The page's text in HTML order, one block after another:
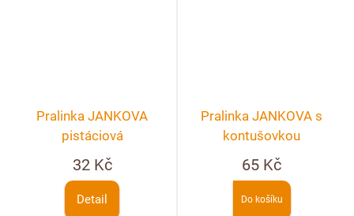
Pralinka JANKOVA
pistáciová
32 Kč
Detail
Pralinka JANKOVA s
kontušovkou
65 Kč
Do košíku